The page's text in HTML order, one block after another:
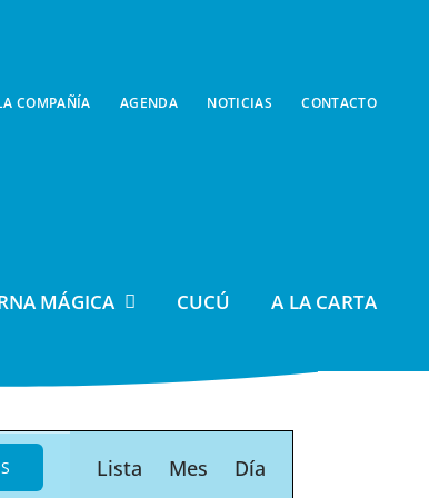
COMPAÑÍA AGENDA NOTICIAS CONTACTO
MÁGICA CUCÚ A LA CARTA
de
Lista Mes Día